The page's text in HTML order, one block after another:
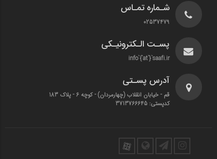
شـماره تمـاس
02537479
پسـت الـکترونیـکی
info`{`at`}`saafi.ir
آدرس پسـتی
قم - خیابان انقلاب (چهارمردان)‌ - کوچه 6 - پلاک 183
کدپستی: 3713766645